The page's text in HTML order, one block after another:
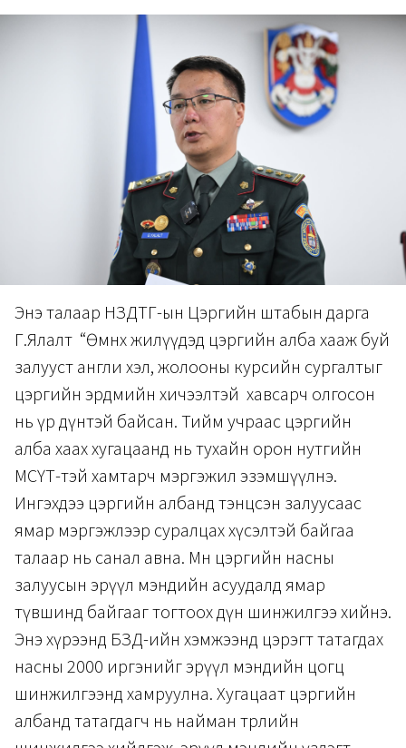
Энэ талаар НЗДТГ-ын Цэргийн штабын дарга
Г.Ялалт “Өмнөх жилүүдэд цэргийн алба хааж буй
залууст англи хэл, жолооны курсийн сургалтыг
цэргийн эрдмийн хичээлтэй хавсарч олгосон
нь үр дүнтэй байсан. Тийм учраас цэргийн
алба хаах хугацаанд нь тухайн орон нутгийн
МСҮТ-тэй хамтарч мэргэжил эзэмшүүлнэ.
Ингэхдээ цэргийн албанд тэнцсэн залуусаас
ямар мэргэжлээр суралцах хүсэлтэй байгаа
талаар нь санал авна. Мөн цэргийн насны
залуусын эрүүл мэндийн асуудалд ямар
түвшинд байгааг тогтоох дүн шинжилгээ хийнэ.
Энэ хүрээнд БЗД-ийн хэмжээнд цэрэгт татагдах
насны 2000 иргэнийг эрүүл мэндийн цогц
шинжилгээнд хамруулна. Хугацаат цэргийн
албанд татагдагч нь найман төрлийн